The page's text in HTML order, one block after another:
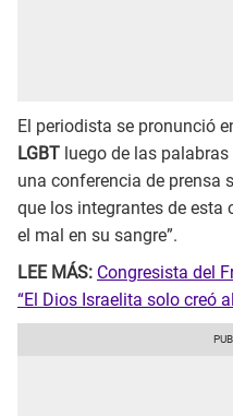
El periodista se pronunció
LGBT luego de las palabras
una conferencia de prensa
que los integrantes de esta
el mal en su sangre”.
LEE MÁS: Congresista del
“El Dios Israelita solo creó